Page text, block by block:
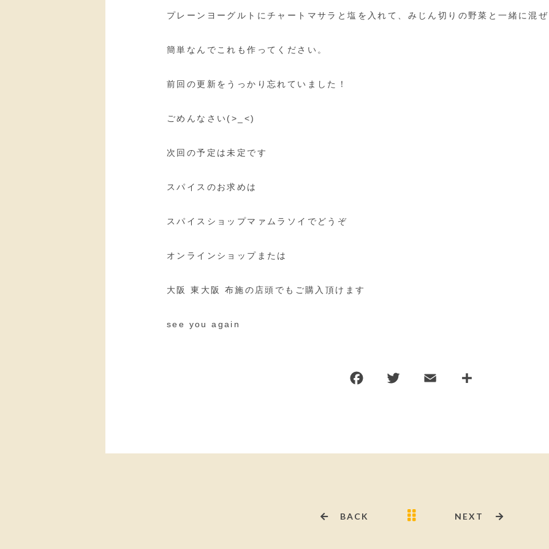
プレーンヨーグルトにチャートマサラと塩を入れて、みじん切りの野菜と一緒に混
簡単なんでこれも作ってください。
前回の更新をうっかり忘れていました！
ごめんなさい(>_<)
次回の予定は未定です
スパイスのお求めは
スパイスショップマァムラソイでどうぞ
オンラインショップまたは
大阪 東大阪 布施の店頭でもご購入頂けます
see you again
BACK NEXT